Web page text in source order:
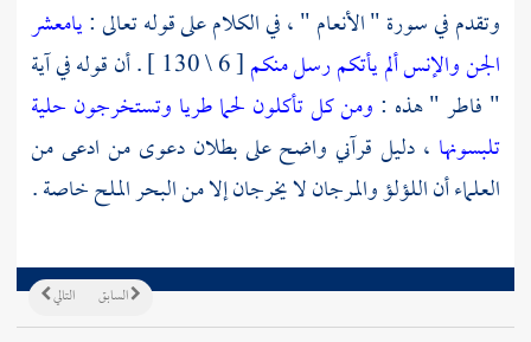
وتقدم في سورة " الأنعام " ، في الكلام على قوله تعالى :يامعشر
الجن والإنس ألم يأتكم رسل منكم
[ 6 \ 130 ] . أن قوله في آية
" فاطر " هذه : ومن كل تأكلون لحما طريا وتستخرجون حلية
تلبسونها ، دليل قرآني واضح على بطلان دعوى من ادعى من
العلماء أن اللؤلؤ والمرجان لا يخرجان إلا من البحر الملح خاصة .
التالي السابق